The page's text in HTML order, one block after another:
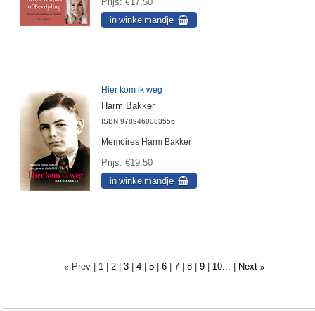
Hier kom ik weg
Harm Bakker
ISBN 9789460083556
Memoires Harm Bakker
Prijs €19,50
« Prev 1 2 3 4 5 6 7 8 9 10... Next »